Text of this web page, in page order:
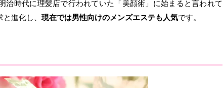
治時代に理髪店で行われていた「美顔術」に始まると言われて
進化し、 現在では男性向けのメンズエステも人気です。